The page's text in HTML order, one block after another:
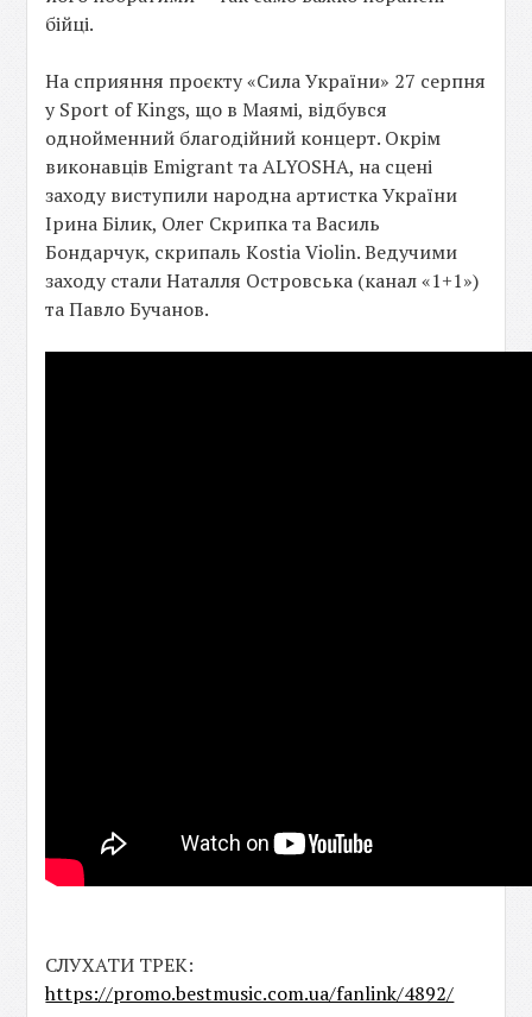
бійці.
На сприяння проєкту «Сила України» 27 серпня
у Sport of Kings, що в Маямі, відбувся
однойменний благодійний концерт. Окрім
виконавців Emigrant та ALYOSHA, на сцені
заходу виступили народна артистка України
Ірина Білик, Олег Скрипка та Василь
Бондарчук, скрипаль Кostia Violin. Ведучими
заходу стали Наталля Островська (канал «1+1»)
та Павло Бучанов.
СЛУХАТИ ТРЕК:
https://promo.bestmusic.com.ua/fanlink/4892/